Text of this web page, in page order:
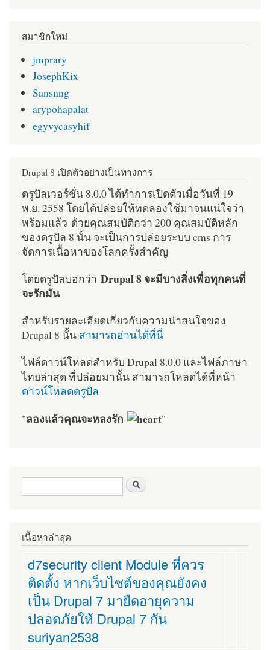
สมาชิกใหม่
jmprary
JosephKix
Sansnng
arypohapalat
egyvycasyhif
Drupal 8 เปิดตัวอย่างเป็นทางการ
ดรูปัลเวอร์ชั่น 8.0.0 ได้ทำการเปิดตัวเมื่อวันที่ 19
พ.ย. 2558 โดยได้ปล่อยให้ทดลองใช้มาจนแน่ใจว่า
พร้อมแล้ว ด้วยคุณสมบัติกว่า 200 คุณสมบัติหลัก
ของดรูปัล 8 นั้น จะเป็นการปล่อยระบบ cms การ
จัดการเนื้อหาของโลกครั้งสำคัญ
โดยดรูปัลบอกว่า Drupal 8 จะมีบางสิ่งเพื่อทุกคนที่
จะรักมัน
สำหรับรายละเอียดเกี่ยวกับความน่าสนใจของ
Drupal 8 นั้น สามารถอ่านได้ที่นี่
ไฟล์ดาวน์โหลดสำหรับ Drupal 8.0.0 และไฟล์ภาษา
ไทยล่าสุด ที่ปล่อยมานั้น สามารถโหลดได้ที่หน้า
ดาวน์โหลดดรูปัล
"ลองแล้วคุณจะหลงรัก "
ฟอร์มค้นหา
เนื้อหาล่าสุด
d7security client Module ที่ควร
ติดตั้ง หากเว็บไซต์ของคุณยังคง
เป็น Drupal 7 มายืดอายุความ
ปลอดภัยให้ Drupal 7 กัน
suriyan2538